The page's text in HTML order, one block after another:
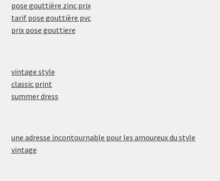
pose gouttière zinc prix
tarif pose gouttière pvc
prix pose gouttiere
vintage style
classic print
summer dress
une adresse incontournable pour les amoureux du style
vintage